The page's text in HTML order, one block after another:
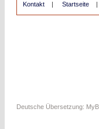
Kontakt | Startseite
Deutsche Übersetzung: